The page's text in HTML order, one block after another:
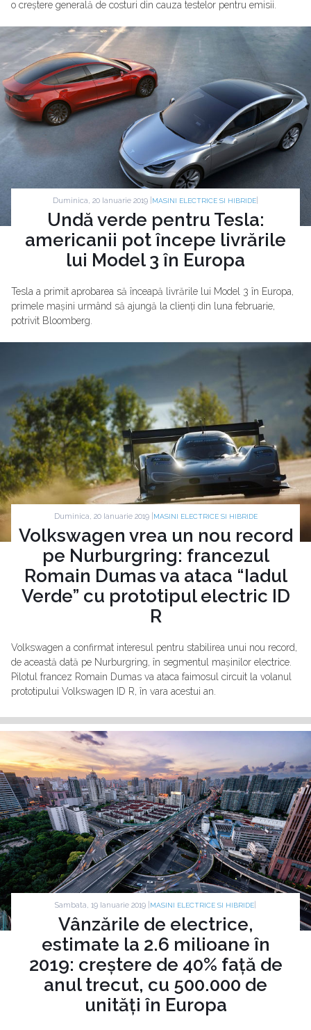
o creștere generală de costuri din cauza testelor pentru emisii.
Duminica, 20 Ianuarie 2019 | MASINI ELECTRICE SI HIBRIDE
Undă verde pentru Tesla:
americanii pot începe livrările
lui Model 3 în Europa
Tesla a primit aprobarea să înceapă livrările lui Model 3 în Europa,
primele mașini urmând să ajungă la clienți din luna februarie,
potrivit Bloomberg.
Duminica, 20 Ianuarie 2019 | MASINI ELECTRICE SI HIBRIDE
Volkswagen vrea un nou record
pe Nurburgring: francezul
Romain Dumas va ataca “Iadul
Verde” cu prototipul electric ID
R
Volkswagen a confirmat interesul pentru stabilirea unui nou record,
de această dată pe Nurburgring, în segmentul mașinilor electrice.
Pilotul francez Romain Dumas va ataca faimosul circuit la volanul
prototipului Volkswagen ID R, în vara acestui an.
Sambata, 19 Ianuarie 2019 | MASINI ELECTRICE SI HIBRIDE
Vânzările de electrice,
estimate la 2.6 milioane în
2019: creștere de 40% față de
anul trecut, cu 500.000 de
unități în Europa